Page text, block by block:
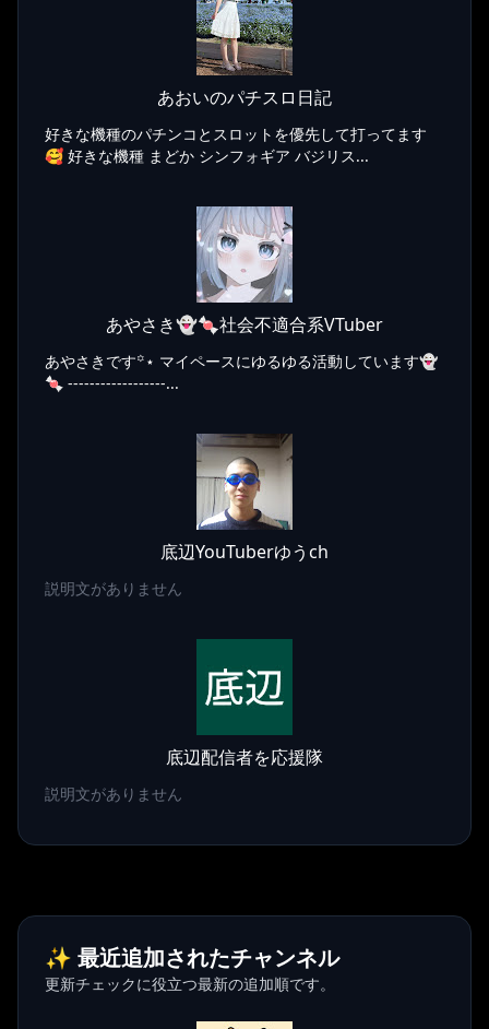
あおいのパチスロ日記
好きな機種のパチンコとスロットを優先して打ってます
🥰 好きな機種 まどか シンフォギア バジリス...
あやさき👻🍬社会不適合系VTuber
あやさきです꙳⋆ マイペースにゆるゆる活動しています👻
🍬 ------------------...
底辺YouTuberゆうch
説明文がありません
底辺配信者を応援隊
説明文がありません
✨ 最近追加されたチャンネル
更新チェックに役立つ最新の追加順です。